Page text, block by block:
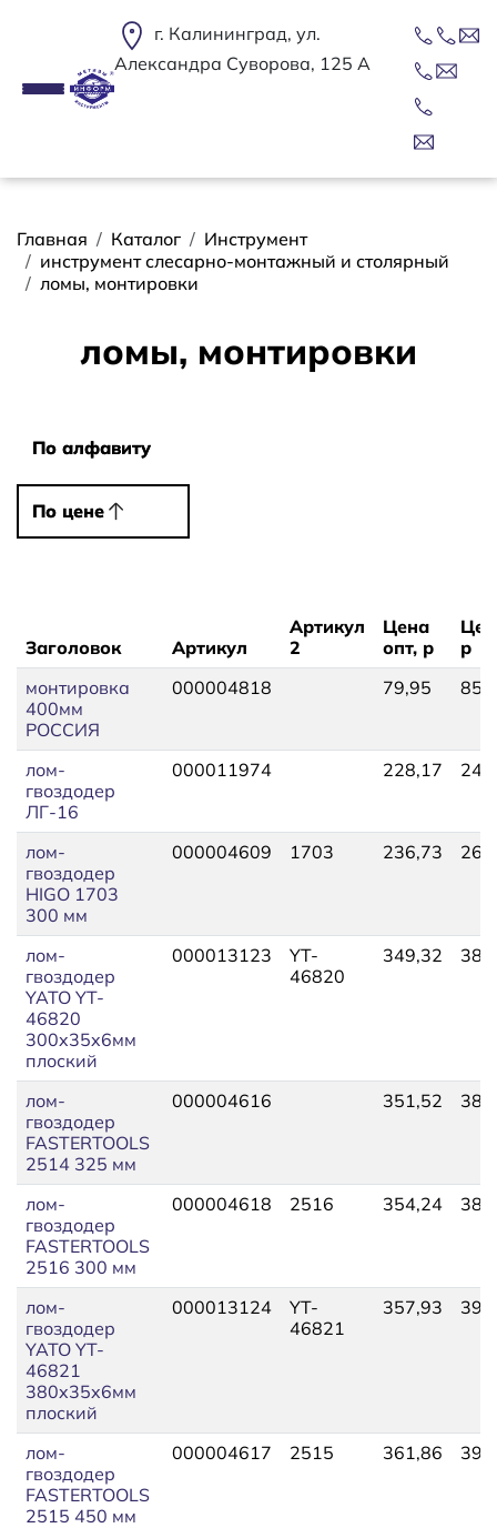
г. Калининград, ул.
Александра Суворова, 125 А
Строка навигации
Главная Каталог
Инструмент
инструмент слесарно-монтажный и столярный
ломы, монтировки
ломы, монтировки
По алфавиту
По алфавиту
По цене
По цене
Заголовок Артикул
Артикул
2
Цена
опт, р
р
монтировка
400мм
РОССИЯ
000004818 79,95
лом-
гвоздодер
ЛГ-16
000011974 228,17
лом-
гвоздодер
HIGO 1703
300 мм
000004609 1703 236,73
лом-
гвоздодер
YATO YT-
46820
300x35x6мм
плоский
000013123
YT-
46820
349,32
лом-
гвоздодер
FASTERTOOLS
2514 325 мм
000004616 351,52
лом-
гвоздодер
FASTERTOOLS
2516 300 мм
000004618 2516 354,24
лом-
гвоздодер
YATO YT-
46821
380x35x6мм
плоский
000013124
YT-
46821
357,93
лом-
гвоздодер
FASTERTOOLS
2515 450 мм
000004617 2515 361,86